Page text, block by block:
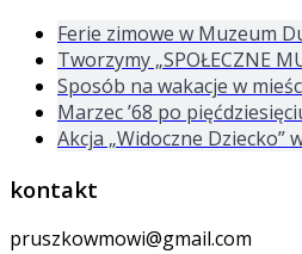
Ferie zimowe w Muzeum
Tworzymy „SPOŁECZNE
Sposób na wakacje w
Marzec ’68 po
Akcja „Widoczne
kontakt
pruszkowmowi@gmail.com